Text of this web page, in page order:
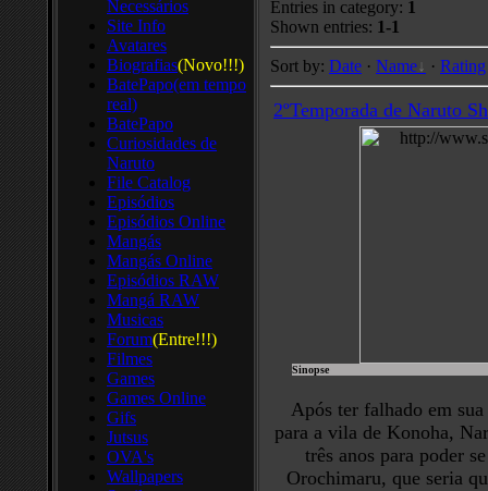
Necessários
Site Info
Avatares
Biografias(Novo!!!)
BatePapo(em tempo
real)
BatePapo
Curiosidades de
Naruto
File Catalog
Episódios
Episódios Online
Mangás
Mangás Online
Episódios RAW
Mangá RAW
Musicas
Forum(Entre!!!)
Filmes
Games
Games Online
Gifs
Jutsus
OVA's
Wallpapers
Entries in category: 1
Shown entries: 1-1
Sort by: Date · Name · Rating
2ºTemporada de Naruto
Sinopse
Após ter falhado em
para a vila de Konoha,
três anos para poder
Orochimaru, que seria